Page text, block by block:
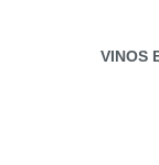
VINOS